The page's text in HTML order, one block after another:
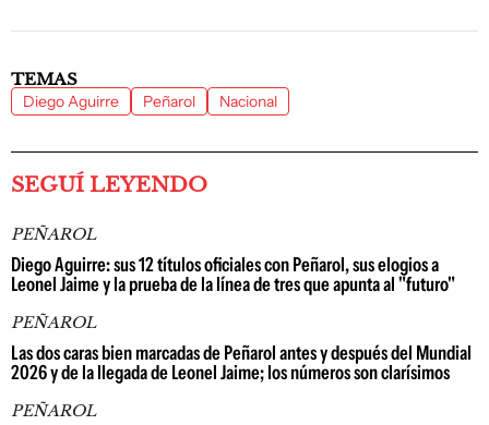
TEMAS
Diego Aguirre Peñarol Nacional
SEGUÍ LEYENDO
PEÑAROL
Diego Aguirre: sus 12 títulos oficiales con Peñarol, sus elogios a
Leonel Jaime y la prueba de la línea de tres que apunta al "futuro"
PEÑAROL
Las dos caras bien marcadas de Peñarol antes y después del Mundial
2026 y de la llegada de Leonel Jaime; los números son clarísimos
PEÑAROL